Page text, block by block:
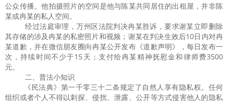
公众传播。他拍摄照片的空间是他与陈某共同居住的出租屋，并非陈
某或冉某的私人空间。
经过法庭审理，万州区法院判决冉某胜诉，要求谢某立即删除
其存储的涉及冉某的私密照片和视频；谢某在判决生效后10日内对冉
某道歉，并在微信朋友圈向冉某公开发布《道歉声明》，每日发布一
次，持续时间不少于15 天；支付给冉某精神抚慰金和律师费3500
元。
二、普法小知识
《民法典》第一千零三十二条规定了自然人享有隐私权。任何
组织或者个人不得以刺探、侵扰、泄露、公开等方式侵害他人的隐私